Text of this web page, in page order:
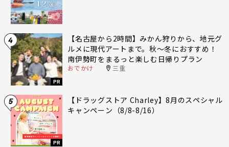
4
PR
【名古屋から2時間】みかん狩りから、地元グ
ルメに現代アートまで。秋〜冬におすすめ！
南伊勢町をまるっと楽しむ日帰りプラン
おでかけ 三重
5
PR
【ドラッグストア Charley】8月のスペシャル
キャンペーン（8/8-8/16）